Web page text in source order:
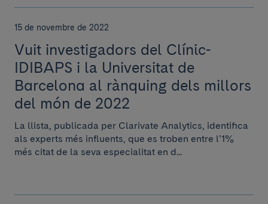
15 de novembre de 2022
Vuit investigadors del Clínic-
IDIBAPS i la Universitat de
Barcelona al rànquing dels millors
del món de 2022
La llista, publicada per Clarivate Analytics, identifica
als experts més influents, que es troben entre l’1%
més citat de la seva especialitat en d...